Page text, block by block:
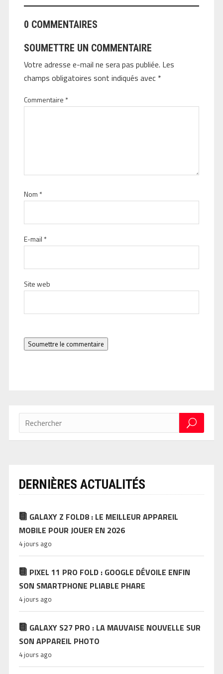
0 COMMENTAIRES
SOUMETTRE UN COMMENTAIRE
Votre adresse e-mail ne sera pas publiée. Les
champs obligatoires sont indiqués avec *
Commentaire *
Nom *
E-mail *
Site web
Soumettre le commentaire
DERNIÈRES ACTUALITÉS
GALAXY Z FOLD8 : LE MEILLEUR APPAREIL
MOBILE POUR JOUER EN 2026
4 jours ago
PIXEL 11 PRO FOLD : GOOGLE DÉVOILE ENFIN
SON SMARTPHONE PLIABLE PHARE
4 jours ago
GALAXY S27 PRO : LA MAUVAISE NOUVELLE SUR
SON APPAREIL PHOTO
4 jours ago